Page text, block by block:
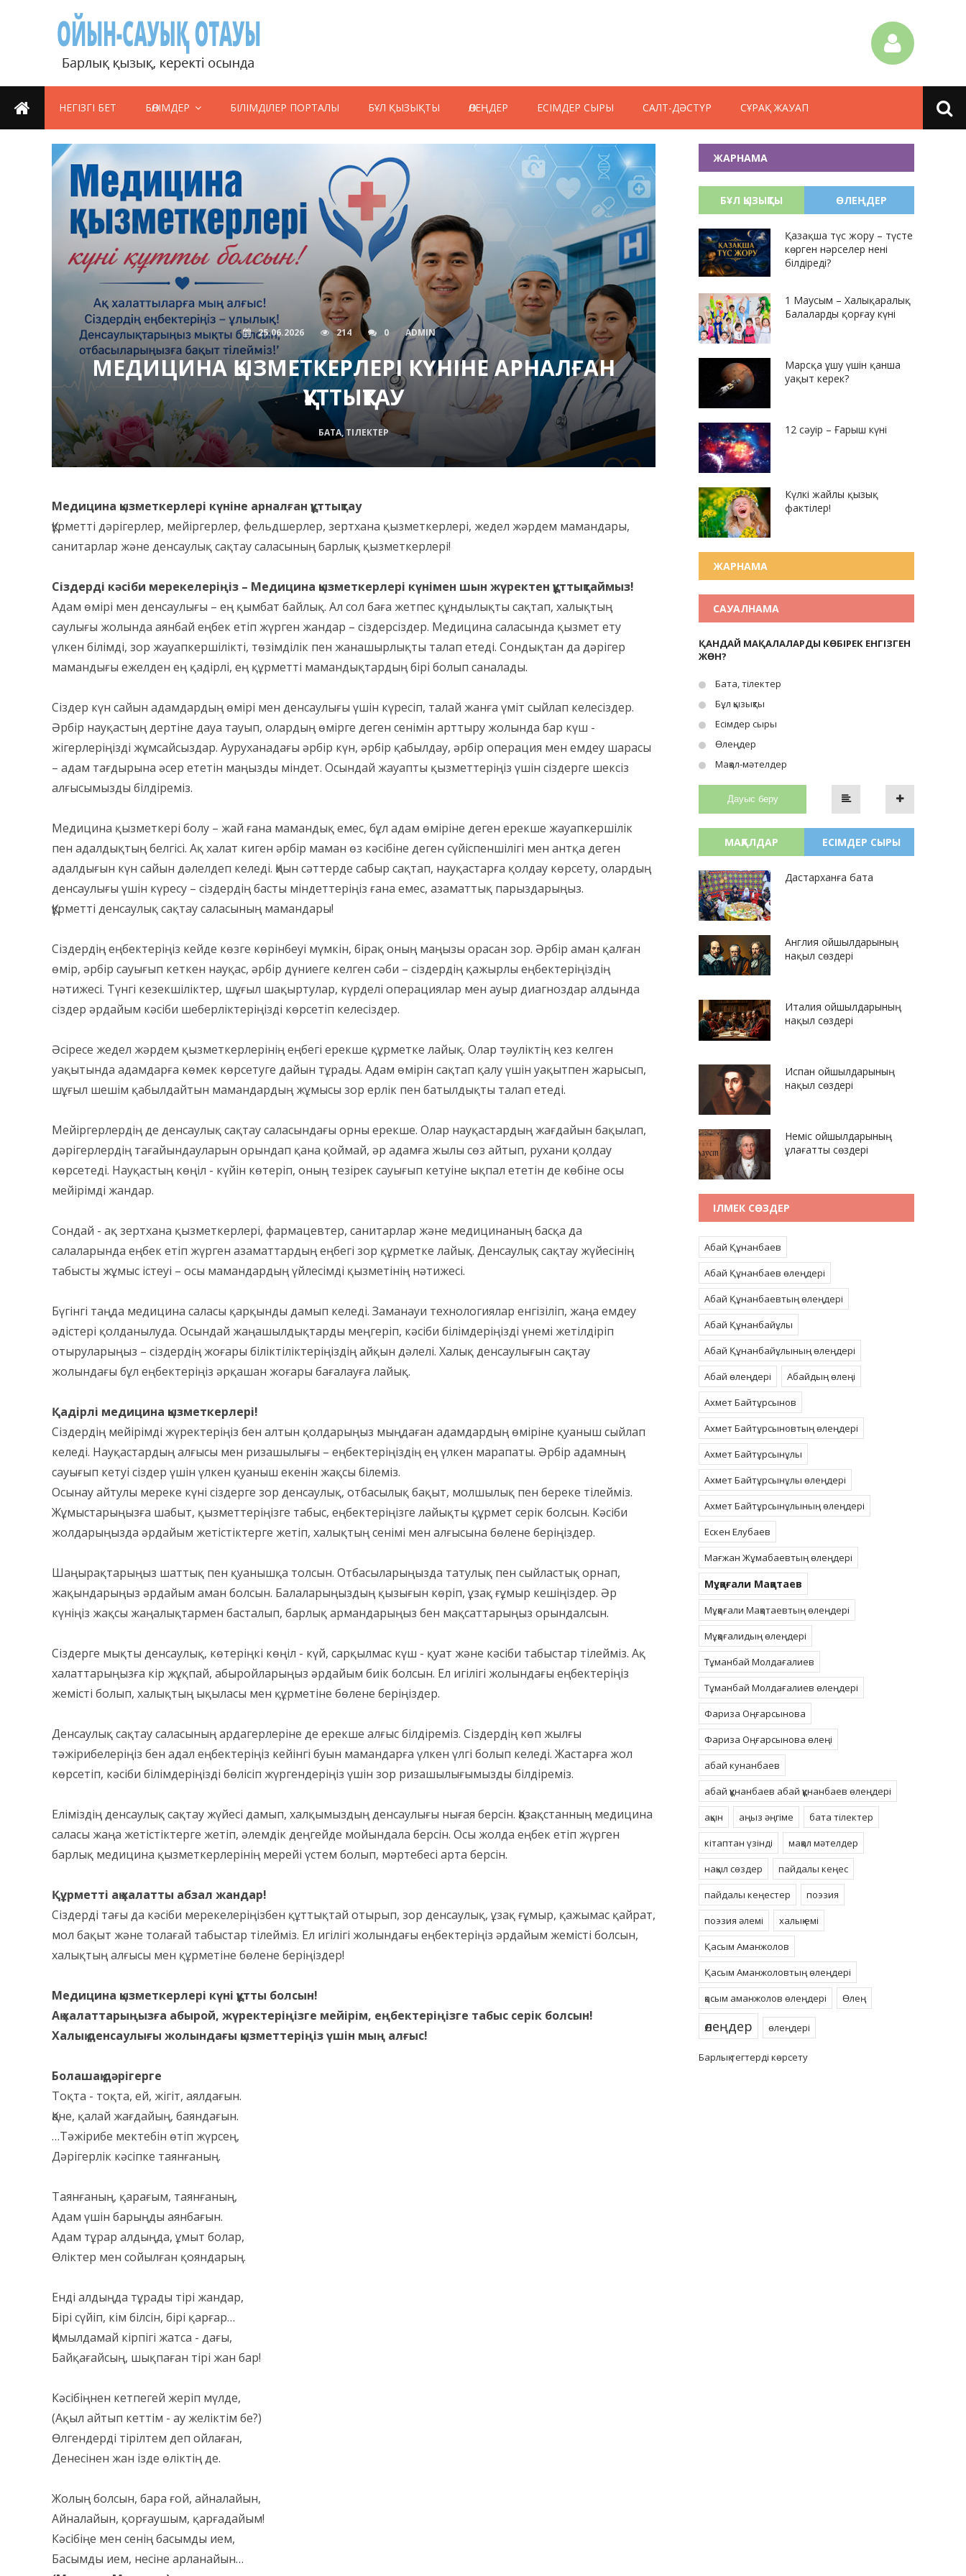
НЕГІЗГІ БЕТ БӨЛІМДЕР БІЛІМДІЛЕР ПОРТАЛЫ БҰЛ ҚЫЗЫҚТЫ ӨЛЕҢДЕР ЕСІМДЕР СЫРЫ САЛТ-ДӘСТҮР СҰРАҚ ЖАУАП
25.06.2026 214 0 ADMIN
МЕДИЦИНА ҚЫЗМЕТКЕРЛЕРІ КҮНІНЕ АРНАЛҒАН
ҚҰТТЫҚТАУ
БАТА, ТІЛЕКТЕР
Медицина қызметкерлері күніне арналған құттықтау
Құрметті дәрігерлер, мейіргерлер, фельдшерлер, зертхана қызметкерлері, жедел жәрдем мамандары,
санитарлар және денсаулық сақтау саласының барлық қызметкерлері!
Сіздерді кәсіби мерекелеріңіз – Медицина қызметкерлері күнімен шын жүректен құттықтаймыз!
Адам өмірі мен денсаулығы – ең қымбат байлық. Ал сол баға жетпес құндылықты сақтап, халықтың
саулығы жолында аянбай еңбек етіп жүрген жандар – сіздерсіздер. Медицина саласында қызмет ету
үлкен білімді, зор жауапкершілікті, төзімділік пен жанашырлықты талап етеді. Сондықтан да дәрігер
мамандығы ежелден ең қадірлі, ең құрметті мамандықтардың бірі болып саналады.
Сіздер күн сайын адамдардың өмірі мен денсаулығы үшін күресіп, талай жанға үміт сыйлап келесіздер.
Әрбір науқастың дертіне дауа тауып, олардың өмірге деген сенімін арттыру жолында бар күш -
жігерлеріңізді жұмсайсыздар. Ауруханадағы әрбір күн, әрбір қабылдау, әрбір операция мен емдеу шарасы
– адам тағдырына әсер ететін маңызды міндет. Осындай жауапты қызметтеріңіз үшін сіздерге шексіз
алғысымызды білдіреміз.
Медицина қызметкері болу – жай ғана мамандық емес, бұл адам өміріне деген ерекше жауапкершілік
пен адалдықтың белгісі. Ақ халат киген әрбір маман өз кәсібіне деген сүйіспеншілігі мен антқа деген
адалдығын күн сайын дәлелдеп келеді. Қиын сәттерде сабыр сақтап, науқастарға қолдау көрсету, олардың
денсаулығы үшін күресу – сіздердің басты міндеттеріңіз ғана емес, азаматтық парыздарыңыз.
Құрметті денсаулық сақтау саласының мамандары!
Сіздердің еңбектеріңіз кейде көзге көрінбеуі мүмкін, бірақ оның маңызы орасан зор. Әрбір аман қалған
өмір, әрбір сауығып кеткен науқас, әрбір дүниеге келген сәби – сіздердің қажырлы еңбектеріңіздің
нәтижесі. Түнгі кезекшіліктер, шұғыл шақыртулар, күрделі операциялар мен ауыр диагноздар алдында
сіздер әрдайым кәсіби шеберліктеріңізді көрсетіп келесіздер.
Әсіресе жедел жәрдем қызметкерлерінің еңбегі ерекше құрметке лайық. Олар тәуліктің кез келген
уақытында адамдарға көмек көрсетуге дайын тұрады. Адам өмірін сақтап қалу үшін уақытпен жарысып,
шұғыл шешім қабылдайтын мамандардың жұмысы зор ерлік пен батылдықты талап етеді.
Мейіргерлердің де денсаулық сақтау саласындағы орны ерекше. Олар науқастардың жағдайын бақылап,
дәрігерлердің тағайындауларын орындап қана қоймай, әр адамға жылы сөз айтып, рухани қолдау
көрсетеді. Науқастың көңіл - күйін көтеріп, оның тезірек сауығып кетуіне ықпал ететін де көбіне осы
мейірімді жандар.
Сондай - ақ зертхана қызметкерлері, фармацевтер, санитарлар және медицинаның басқа да
салаларында еңбек етіп жүрген азаматтардың еңбегі зор құрметке лайық. Денсаулық сақтау жүйесінің
табысты жұмыс істеуі – осы мамандардың үйлесімді қызметінің нәтижесі.
Бүгінгі таңда медицина саласы қарқынды дамып келеді. Заманауи технологиялар енгізіліп, жаңа емдеу
әдістері қолданылуда. Осындай жаңашылдықтарды меңгеріп, кәсіби білімдеріңізді үнемі жетілдіріп
отыруларыңыз – сіздердің жоғары біліктіліктеріңіздің айқын дәлелі. Халық денсаулығын сақтау
жолындағы бұл еңбектеріңіз әрқашан жоғары бағалауға лайық.
Қадірлі медицина қызметкерлері!
Сіздердің мейірімді жүректеріңіз бен алтын қолдарыңыз мыңдаған адамдардың өміріне қуаныш сыйлап
келеді. Науқастардың алғысы мен ризашылығы – еңбектеріңіздің ең үлкен марапаты. Әрбір адамның
сауығып кетуі сіздер үшін үлкен қуаныш екенін жақсы білеміз.
Осынау айтулы мереке күні сіздерге зор денсаулық, отбасылық бақыт, молшылық пен береке тілейміз.
Жұмыстарыңызға шабыт, қызметтеріңізге табыс, еңбектеріңізге лайықты құрмет серік болсын. Кәсіби
жолдарыңызда әрдайым жетістіктерге жетіп, халықтың сенімі мен алғысына бөлене беріңіздер.
Шаңырақтарыңыз шаттық пен қуанышқа толсын. Отбасыларыңызда татулық пен сыйластық орнап,
жақындарыңыз әрдайым аман болсын. Балаларыңыздың қызығын көріп, ұзақ ғұмыр кешіңіздер. Әр
күніңіз жақсы жаңалықтармен басталып, барлық армандарыңыз бен мақсаттарыңыз орындалсын.
Сіздерге мықты денсаулық, көтеріңкі көңіл - күй, сарқылмас күш - қуат және кәсіби табыстар тілейміз. Ақ
халаттарыңызға кір жұқпай, абыройларыңыз әрдайым биік болсын. Ел игілігі жолындағы еңбектеріңіз
жемісті болып, халықтың ықыласы мен құрметіне бөлене беріңіздер.
Денсаулық сақтау саласының ардагерлеріне де ерекше алғыс білдіреміз. Сіздердің көп жылғы
тәжірибелеріңіз бен адал еңбектеріңіз кейінгі буын мамандарға үлкен үлгі болып келеді. Жастарға жол
көрсетіп, кәсіби білімдеріңізді бөлісіп жүргендеріңіз үшін зор ризашылығымызды білдіреміз.
Еліміздің денсаулық сақтау жүйесі дамып, халқымыздың денсаулығы нығая берсін. Қазақстанның медицина
саласы жаңа жетістіктерге жетіп, әлемдік деңгейде мойындала берсін. Осы жолда еңбек етіп жүрген
барлық медицина қызметкерлерінің мерейі үстем болып, мәртебесі арта берсін.
Құрметті ақ халатты абзал жандар!
Сіздерді тағы да кәсіби мерекелеріңізбен құттықтай отырып, зор денсаулық, ұзақ ғұмыр, қажымас қайрат,
мол бақыт және толағай табыстар тілейміз. Ел игілігі жолындағы еңбектеріңіз әрдайым жемісті болсын,
халықтың алғысы мен құрметіне бөлене беріңіздер!
Медицина қызметкерлері күні құтты болсын!
Ақ халаттарыңызға абырой, жүректеріңізге мейірім, еңбектеріңізге табыс серік болсын!
Халық денсаулығы жолындағы қызметтеріңіз үшін мың алғыс!
Болашақ дәрігерге
Тоқта - тоқта, ей, жігіт, аялдағын.
Қане, қалай жағдайың, баяндағын.
…Тәжірибе мектебін өтіп жүрсең,
Дәрігерлік кәсіпке таянғаның.
Таянғаның, қарағым, таянғаның,
Адам үшін барыңды аянбағын.
Адам тұрар алдыңда, ұмыт болар,
Өліктер мен сойылған қояндарың.
Енді алдыңда тұрады тірі жандар,
Бірі сүйіп, кім білсін, бірі қарғар…
Қимылдамай кірпігі жатса - дағы,
Байқағайсың, шықпаған тірі жан бар!
Кәсібіңнен кетпегей жеріп мүлде,
(Ақыл айтып кеттім - ау желіктім бе?)
Өлгендерді тірілтем деп ойлаған,
Денесінен жан ізде өліктің де.
Жолың болсын, бара ғой, айналайын,
Айналайын, қорғаушым, қарғадайым!
Кәсібіңе мен сенің басымды ием,
Басымды ием, несіне арланайын…
ЖАРНАМА
БҰЛ ҚЫЗЫҚТЫ ӨЛЕҢДЕР
Қазақша түс жору – түсте
көрген нәрселер нені
білдіреді?
1 Маусым – Халықаралық
Балаларды қорғау күні
Марсқа ұшу үшін қанша
уақыт керек?
12 сәуір – Ғарыш күні
Күлкі жайлы қызық
фактілер!
ЖАРНАМА
САУАЛНАМА
ҚАНДАЙ МАҚАЛАЛАРДЫ КӨБІРЕК ЕНГІЗГЕН
ЖӨН?
Бата, тілектер
Бұл қызықты
Есімдер сыры
Өлеңдер
Мақал-мәтелдер
Дауыс беру
МАҚАЛДАР ЕСІМДЕР СЫРЫ
Дастарханға бата
Англия ойшылдарының
нақыл сөздері
Италия ойшылдарының
нақыл сөздері
Испан ойшылдарының
нақыл сөздері
Неміс ойшылдарының
ұлағатты сөздері
ІЛМЕК СӨЗДЕР
Абай Құнанбаев
Абай Құнанбаев өлеңдері
Абай Құнанбаевтың өлеңдері
Абай Құнанбайұлы
Абай Құнанбайұлының өлеңдері
Абай өлеңдері
Абайдың өлеңі
Ахмет Байтұрсынов
Ахмет Байтұрсыновтың өлеңдері
Ахмет Байтұрсынұлы
Ахмет Байтұрсынұлы өлеңдері
Ахмет Байтұрсынұлының өлеңдері
Ескен Елубаев
Мағжан Жұмабаевтың өлеңдері
Мұқағали Мақатаев
Мұқағали Мақатаевтың өлеңдері
Мұқағалидың өлеңдері
Тұманбай Молдағалиев
Тұманбай Молдағалиев өлеңдері
Фариза Оңғарсынова
Фариза Оңғарсынова өлеңі
абай кунанбаев
абай құнанбаев абай құнанбаев өлеңдері
ақын
аңыз әңгіме
бата тілектер
кітаптан үзінді
мақал мәтелдер
нақыл сөздер
пайдалы кеңес
пайдалы кеңестер
поэзия
поэзия әлемі
халық емі
Қасым Аманжолов
Қасым Аманжоловтың өлеңдері
қасым аманжолов өлеңдері
Өлең
өлеңдер өлеңдері
Барлық тегтерді көрсету